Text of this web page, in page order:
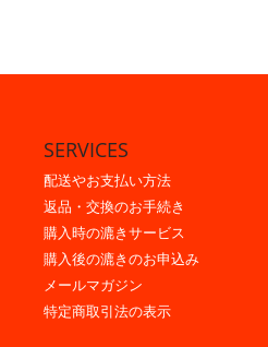
SERVICES
配送やお支払い方法
返品・交換のお手続き
購入時の漉きサービス
購入後の漉きのお申込み
メールマガジン
特定商取引法の表示